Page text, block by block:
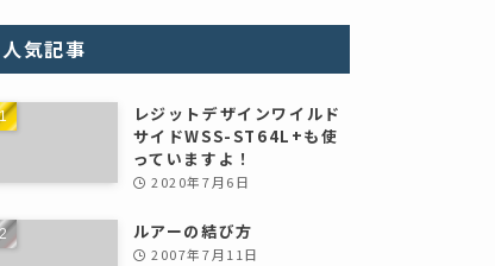
人気記事
レジットデザインワイルド
サイドWSS-ST64L+も使
っていますよ！
2020年7月6日
ルアーの結び方
2007年7月11日